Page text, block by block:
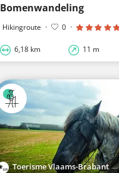
Bomenwandeling
Hikingroute · 0 ·
6,18 km 11 m
Toerisme Vlaams-Brabant